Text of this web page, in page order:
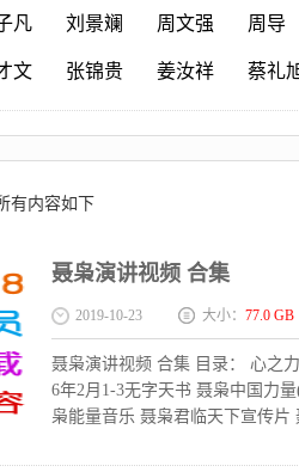
凡 刘景斓 周文强 周导
文 张锦贵 姜汝祥 蔡礼
有内容如下
聂枭演讲视频 合集
2019-10-23 大小： 77.0 GB
聂枭演讲视频 合集 目录： 心之
6年2月1-3无字天书 聂枭中国力
枭能量音乐 聂枭君临天下宣传